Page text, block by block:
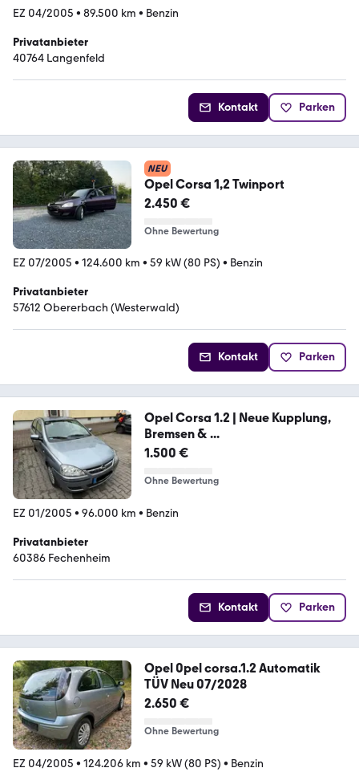
EZ 04/2005 • 89.500 km • Benzin
Privatanbieter
40764 Langenfeld
Kontakt Parken
NEU
Opel Corsa 1,2 Twinport
2.450 €
Ohne Bewertung
EZ 07/2005 • 124.600 km • 59 kW (80 PS) • Benzin
Privatanbieter
57612 Obererbach (Westerwald)
Kontakt Parken
Opel Corsa 1.2 | Neue Kupplung,
Bremsen & ...
1.500 €
Ohne Bewertung
EZ 01/2005 • 96.000 km • Benzin
Privatanbieter
60386 Fechenheim
Kontakt Parken
Opel 0pel corsa.1.2 Automatik
TÜV Neu 07/2028
2.650 €
Ohne Bewertung
EZ 04/2005 • 124.206 km • 59 kW (80 PS) • Benzin